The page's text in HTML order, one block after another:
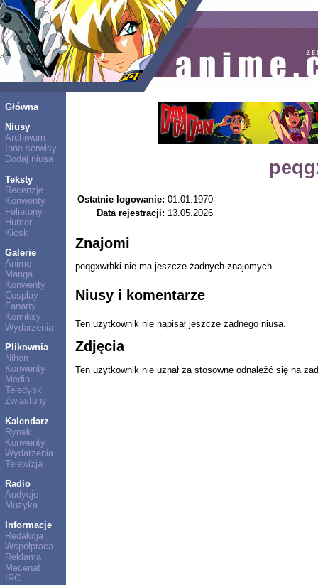
Główna
Niusy
Archiwum
Inne serwisy
Dodaj niusa
Teksty
Recenzje
Konwenty
Felietony
Humor
Kiosk
Galerie
Anime
Manga
Konwenty
Cosplay
Fanarty
Komiksy
Wydarzenia
Plikownia
Nihon
Konwenty
Media
Teledyski
Zwiastuny
Kalendarz
Rynek
Konwenty
Wydarzenia
Telewizja
Radio
Audycje
Muzyka
Informacje
Redakcja
Współpraca
Reklama
Mecenat
IRC
Ostatnie logowanie: 01.01.1970
Data rejestracji: 13.05.2026
Znajomi
peqgxwrhki nie ma jeszcze żadnych znajomych.
Niusy i komentarze
Ten użytkownik nie napisał jeszcze żadnego niusa.
Zdjęcia
Ten użytkownik nie uznał za stosowne odnaleźć się na